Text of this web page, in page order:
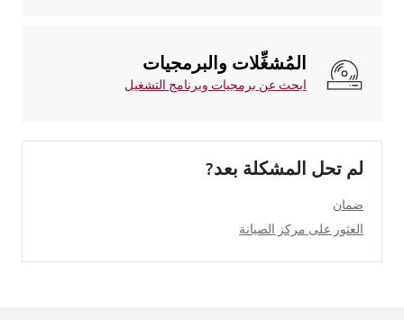
المُشغِّلات والبرمجيات
ابحث عن برمجيات وبرنامج التشغيل
لم تحل المشكلة بعد?
ضمان
العثور على مركز الصيانة